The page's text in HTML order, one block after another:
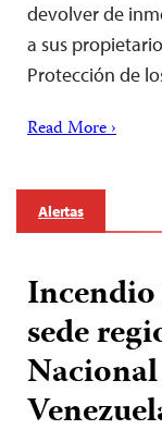
devolver de
a sus
Protección de
Read More ›
Alertas
sede